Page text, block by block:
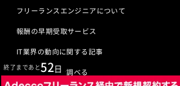
フリーランスエンジニアについて
報酬の早期受取サービス
IT業界の動向に関する記事
IT業界の用語を調べる
終了まであと52日